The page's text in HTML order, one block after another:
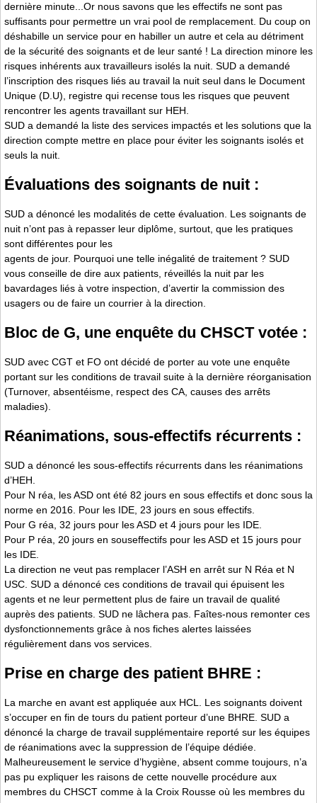
dernière minute...Or nous savons que les effectifs ne sont pas
suffisants pour permettre un vrai pool de remplacement. Du coup on
déshabille un service pour en habiller un autre et cela au détriment
de la sécurité des soignants et de leur santé ! La direction minore les
risques inhérents aux travailleurs isolés la nuit. SUD a demandé
l’inscription des risques liés au travail la nuit seul dans le Document
Unique (D.U), registre qui recense tous les risques que peuvent
rencontrer les agents travaillant sur HEH.
SUD a demandé la liste des services impactés et les solutions que la
direction compte mettre en place pour éviter les soignants isolés et
seuls la nuit.
Évaluations des soignants de nuit :
SUD a dénoncé les modalités de cette évaluation. Les soignants de
nuit n’ont pas à repasser leur diplôme, surtout, que les pratiques
sont différentes pour les
agents de jour. Pourquoi une telle inégalité de traitement ? SUD
vous conseille de dire aux patients, réveillés la nuit par les
bavardages liés à votre inspection, d’avertir la commission des
usagers ou de faire un courrier à la direction.
Bloc de G, une enquête du CHSCT votée :
SUD avec CGT et FO ont décidé de porter au vote une enquête
portant sur les conditions de travail suite à la dernière réorganisation
(Turn­over, absentéisme, respect des CA, causes des arrêts
maladies).
Réanimations, sous­-effectifs récurrents :
SUD a dénoncé les sous-­effectifs récurrents dans les réanimations
d’HEH.
Pour N réa, les ASD ont été 82 jours en sous ­effectifs et donc sous la
norme en 2016. Pour les IDE, 23 jours en sous­ effectifs.
Pour G réa, 32 jours pour les ASD et 4 jours pour les IDE.
Pour P réa, 20 jours en sous­effectifs pour les ASD et 15 jours pour
les IDE.
La direction ne veut pas remplacer l’ASH en arrêt sur N Réa et N
USC. SUD a dénoncé ces conditions de travail qui épuisent les
agents et ne leur permettent plus de faire un travail de qualité
auprès des patients. SUD ne lâchera pas. Faîtes­-nous remonter ces
dysfonctionnements grâce à nos fiches alertes laissées
régulièrement dans vos services.
Prise en charge des patient BHRE :
La marche en avant est appliquée aux HCL. Les soignants doivent
s’occuper en fin de tours du patient porteur d’une BHRE. SUD a
dénoncé la charge de travail supplémentaire reporté sur les équipes
de réanimations avec la suppression de l’équipe dédiée.
Malheureusement le service d’hygiène, absent comme toujours, n’a
pas pu expliquer les raisons de cette nouvelle procédure aux
membres du CHSCT comme à la Croix Rousse où les membres du